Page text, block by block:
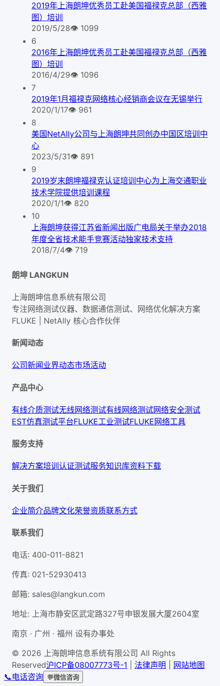
2019年上海朗坤优秀员工赴美国福禄克总部（西雅
图）培训
2019/5/28👁 1099
6
2016年上海朗坤优秀员工赴美国福禄克总部（西雅
图）培训
2016/4/29👁 1096
7
2019年1月福禄克网络核心经销商会议在无锡举行
2020/1/17👁 961
8
美国NetAlly公司与上海朗坤共同创办中国区培训中
心
2023/5/31👁 891
9
2019岁末朗坤福禄克认证培训中心为上海交通职业
技术学院提供培训课程
2020/1/1👁 820
10
上海朗坤获得江苏省新闻出版广电局关于举办2018
年度全省技术能手竞赛活动独家技术支持
2018/7/4👁 719
朗坤 LANGKUN
上海朗坤信息系统有限公司
专注网络测试仪器、数据通信测试、网络优化解决方案
FLUKE | NetAlly 核心合作伙伴
新闻动态
公司新闻业界动态市场活动
产品中心
有线介质测试无线网络测试有线网络测试网络安全测试
EST仿真测试平台FLUKE工业测试FLUKE网络工具
服务支持
解决方案培训认证测试服务知识库资料下载
关于我们
企业简介品牌文化荣誉资质联系方式
联系我们
电话: 400-011-8821
传真: 021-52930413
邮箱: sales@langkun.com
地址: 上海市静安区武定路327号申银发展大厦2604室
南京 · 广州 · 福州 设有办事处
© 2026 上海朗坤信息系统有限公司 All Rights
Reserved沪ICP备08007773号-1 法律声明
网站地图
📞 电话咨询 💬微信咨询